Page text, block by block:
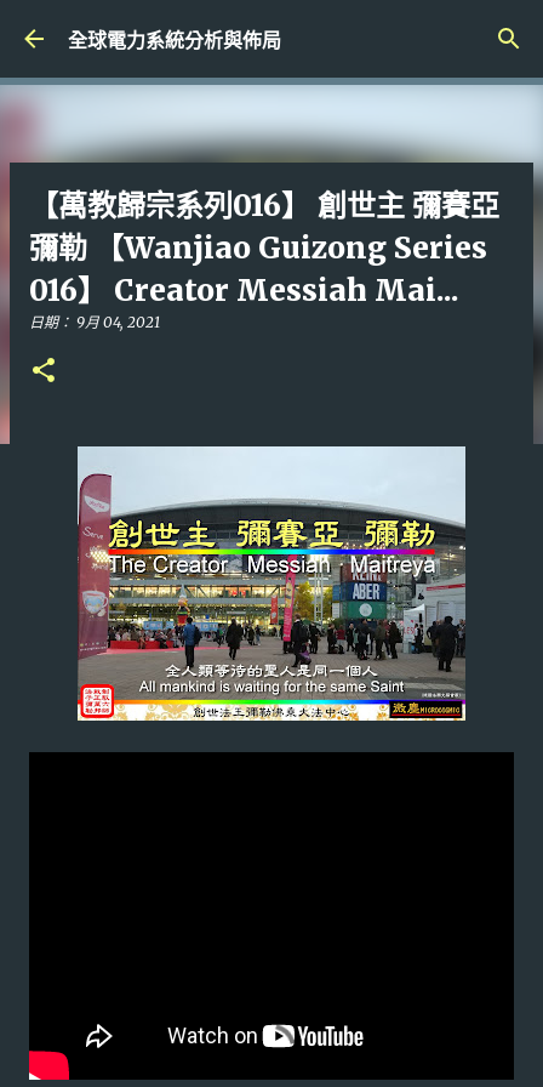
跳到主要內容
全球電力系統分析與佈局
【萬教歸宗系列016】 創世主 彌賽亞
彌勒 【Wanjiao Guizong Series
016】 Creator Messiah Mai...
日期： 9月 04, 2021